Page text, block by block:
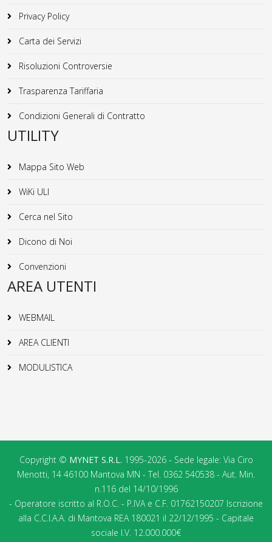
Privacy Policy
Carta dei Servizi
Risoluzioni Controversie
Trasparenza Tariffaria
Condizioni Generali di Contratto
UTILITY
Mappa Sito Web
WiKi ULI
Cerca nel Sito
Dicono di Noi
Convenzioni
AREA UTENTI
WEBMAIL
AREA CLIENTI
MODULISTICA
Copyright © MYNET S.R.L. 1995-2026 - Sede legale: Via Ciro
Menotti, 14 46100 Mantova MN - Tel. 0362 540538 - Aut. Min.
n.116 del 14/10/1996
- Operatore iscritto al R.O.C. - P.IVA e C.F. 01762150207 Iscrizione
alla C.C.I.A.A. di Mantova REA 180021 il 22/12/1995 - Capitale
sociale I.V. 12.000.000€